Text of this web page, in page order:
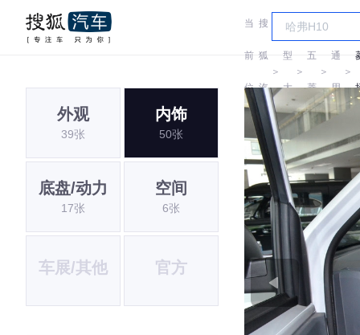
当
前
位
置:
搜
狐
汽
车
＞
车
型
大
全
＞
五
菱
＞
通
用
菱
＞
外观
39张
内饰
50张
底盘/动力
17张
空间
6张
车展/其他 官方